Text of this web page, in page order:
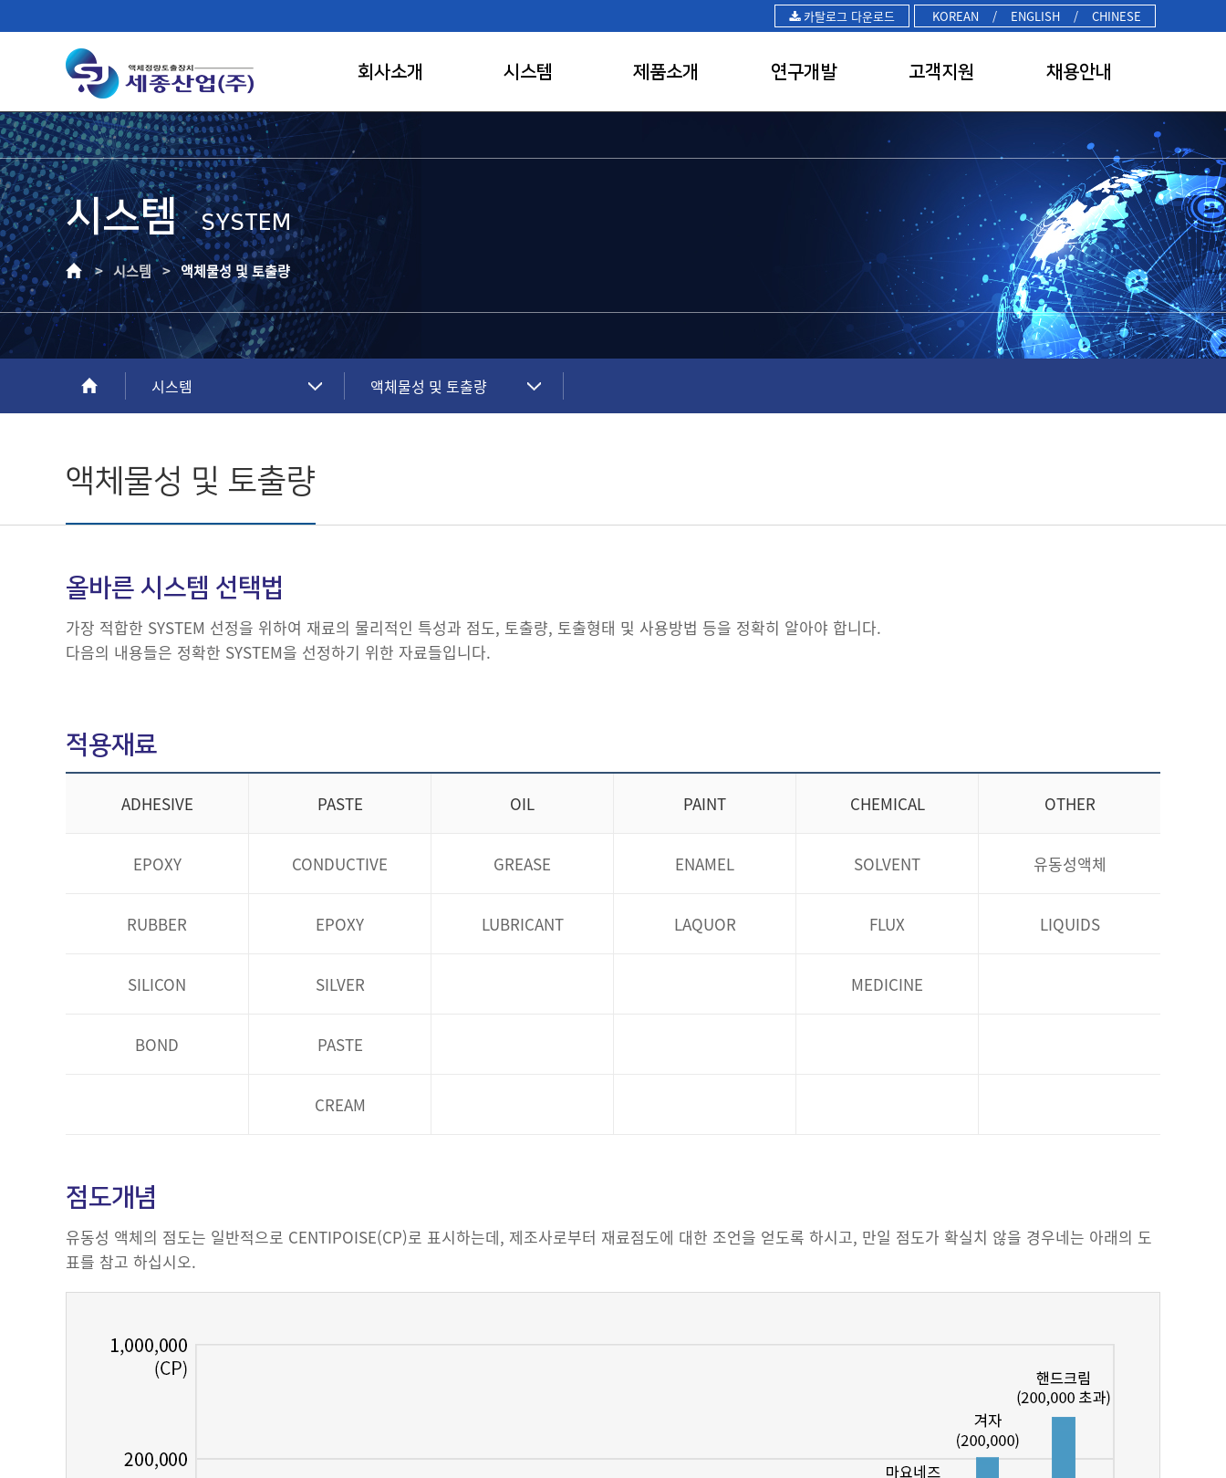
카탈로그 다운로드 KOREAN / ENGLISH / CHINESE
회사소개 시스템 제품소개 연구개발 고객지원 채용안내
FIRST RANK OF LIQUID CONTROL
SAEJONG IND.
고객이 신뢰하는 기업, 고객만족의 가치를
창조하는 건실한 기업으로 성장하겠습니다.
시스템 SYSTEM
> 시스템 >액체물성 및 토출량
시스템 액체물성 및 토출량
액체물성 및 토출량
올바른 시스템 선택법
가장 적합한 SYSTEM 선정을 위하여 재료의 물리적인 특성과 점도, 토출량, 토출형태 및 사용방법 등을 정확히 알아야 합니다.
다음의 내용들은 정확한 SYSTEM을 선정하기 위한 자료들입니다.
적용재료
ADHESIVE PASTE OIL PAINT CHEMICAL OTHER
EPOXY CONDUCTIVE GREASE ENAMEL SOLVENT 유동성액체
RUBBER EPOXY LUBRICANT LAQUOR FLUX LIQUIDS
SILICON SILVER MEDICINE
BOND PASTE
CREAM
점도개념
유동성 액체의 점도는 일반적으로 CENTIPOISE(CP)로 표시하는데, 제조사로부터 재료점도에 대한 조언을 얻도록 하시고, 만일 점도가 확실치 않을 경우네는 아래의 도
표를 참고 하십시오.